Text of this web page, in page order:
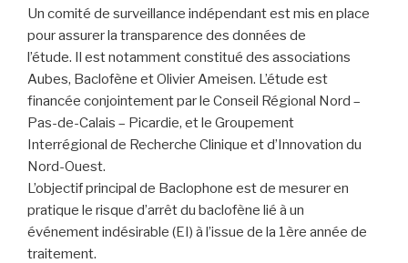
Un comité de surveillance indépendant est mis en place
pour assurer la transparence des données de
l’étude. Il est notamment constitué des associations
Aubes, Baclofène et Olivier Ameisen. L’étude est
financée conjointement par le Conseil Régional Nord –
Pas-de-Calais – Picardie, et le Groupement
Interrégional de Recherche Clinique et d’Innovation du
Nord-Ouest.
L’objectif principal de Baclophone est de mesurer en
pratique le risque d’arrêt du baclofène lié à un
événement indésirable (EI) à l’issue de la 1ère année de
traitement.